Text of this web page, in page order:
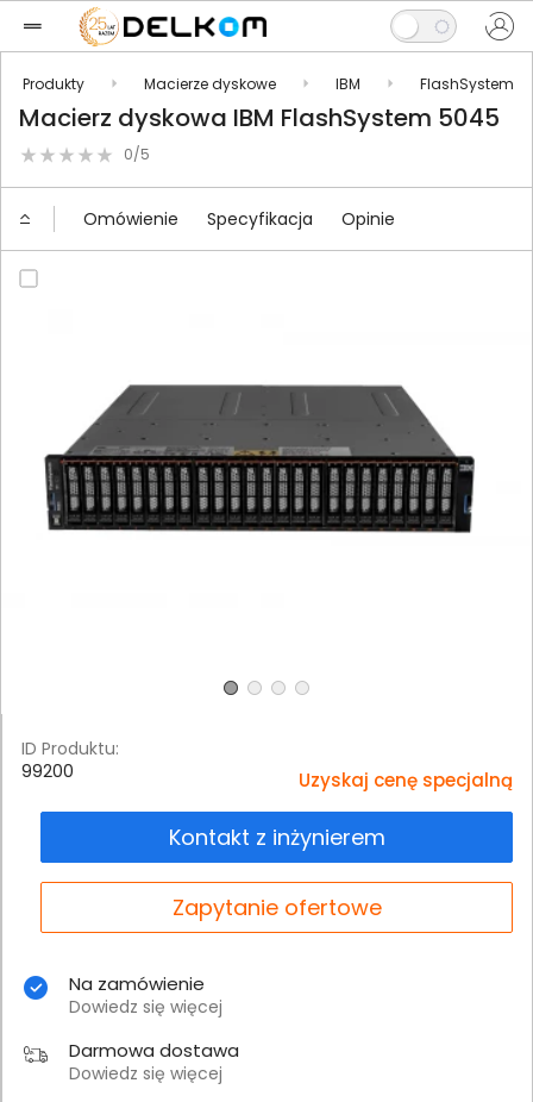
Produkty Macierze dyskowe IBM FlashSystem
Macierz dyskowa IBM FlashSystem 5045
0/5
Omówienie Specyfikacja Opinie
ID Produktu:
99200
Uzyskaj cenę specjalną
Kontakt z inżynierem
Zapytanie ofertowe
Na zamówienie
Dowiedz się więcej
Darmowa dostawa
Dowiedz się więcej